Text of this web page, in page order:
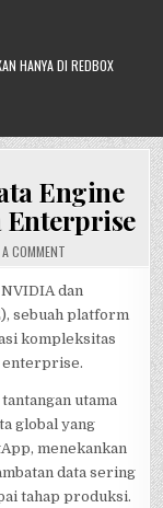
HANYA DI REDBOX
Engine
A COMMENT
AI
ENGINE
UNTUK
INFRASTRUKTUR
ENTERPRISE
dan
sebuah platform
kompleksitas
enterprise.
utama
global yang
menekankan
data sering
tahap produksi.